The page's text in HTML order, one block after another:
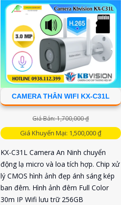
CAMERA THÂN WIFI KX-C31L
Giá Bán: 1,700,000 ₫
Giá Khuyến Mại: 1,500,000 ₫
KX-C31L Camera An Ninh chuyển
động lạ micro và loa tích hợp. Chip xử
lý CMOS hình ảnh đẹp ánh sáng kép
ban đêm. Hình ảnh đêm Full Color
30m IP Wifi lưu trữ 256GB